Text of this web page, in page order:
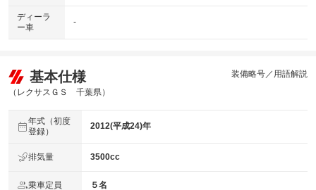
ディーラ
ー車
-
基本仕様
（レクサスＧＳ 千葉県）
装備略号／用語解説
年式（初度
登録）
2012(平成24)年
排気量 3500cc
乗車定員 ５名